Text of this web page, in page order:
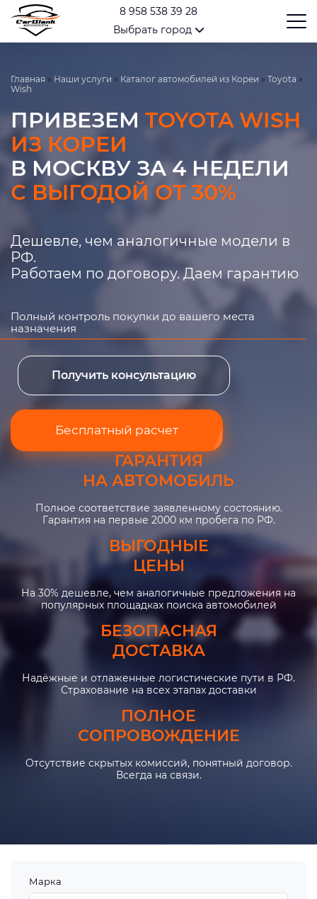
8 958 538 39 28
Выбрать город
Главная » Наши услуги » Каталог автомобилей из Кореи » Toyota »
Wish
ПРИВЕЗЕМ TOYOTA WISH
ИЗ КОРЕИ
В МОСКВУ ЗА 4 НЕДЕЛИ
С ВЫГОДОЙ ОТ 30%
Дешевле, чем аналогичные модели в
РФ.
Работаем по договору. Даем гарантию
Полный контроль покупки до вашего места
назначения
Получить консультацию
Бесплатный расчет
ГАРАНТИЯ
НА АВТОМОБИЛЬ
Полное соответствие заявленному состоянию.
Гарантия на первые 2000 км пробега по РФ.
ВЫГОДНЫЕ
ЦЕНЫ
На 30% дешевле, чем аналогичные предложения на
популярных площадках поиска автомобилей
БЕЗОПАСНАЯ
ДОСТАВКА
Надёжные и отлаженные логистические пути в РФ.
Страхование на всех этапах доставки
ПОЛНОЕ
СОПРОВОЖДЕНИЕ
Отсутствие скрытых комиссий, понятный договор.
Всегда на связи.
Марка